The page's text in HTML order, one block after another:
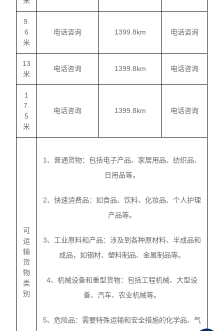
9.
6
米
电话咨询 1399.8km 电话咨询
13
米
电话咨询 1399.8km 电话咨询
1
7.
5
米
电话咨询 1399.8km 电话咨询
可
运
输
货
物
类
别
1、普通货物：包括电子产品、家居用品、纺织品、
日用品等。
2、快速消费品：如食品、饮料、化妆品、个人护理
产品等。
3、工业原料和产品：涉及到各种原材料、半成品和
成品，如钢材、塑料制品、金属制品等。
4、机械设备和重型货物：包括工程机械、大型设
备、汽车、农业机械等。
5、危险品：需要特殊运输和安全措施的化学品、气